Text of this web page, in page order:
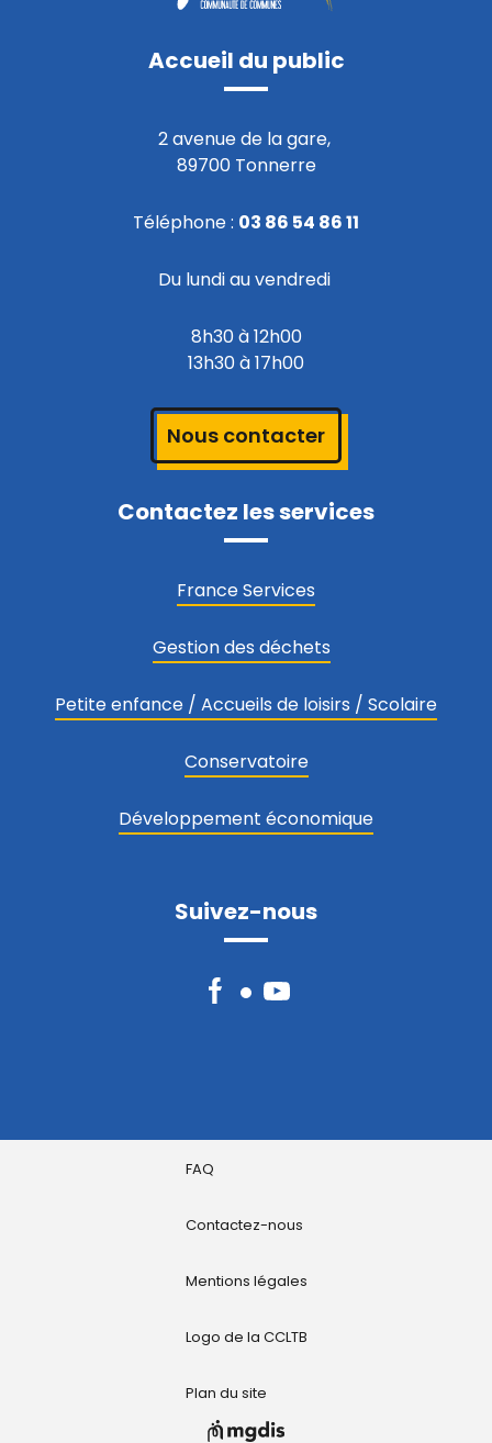
Accueil du public
2 avenue de la gare,
89700 Tonnerre
Téléphone : 03 86 54 86 11
Du lundi au vendredi
8h30 à 12h00
13h30 à 17h00
Nous contacter
Contactez les services
France Services
Gestion des déchets
Petite enfance / Accueils de loisirs / Scolaire
Conservatoire
Développement économique
Suivez-nous
FacebookYouTube
FAQ
Contactez-nous
Mentions légales
Logo de la CCLTB
Plan du site